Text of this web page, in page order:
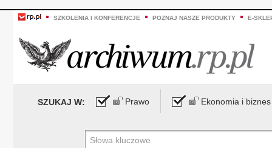
SZKOLENIA I KONFERENCJE POZNAJ NASZE PRODUKTY E-
SZUKAJ W: Prawo Ekonomia i biznes